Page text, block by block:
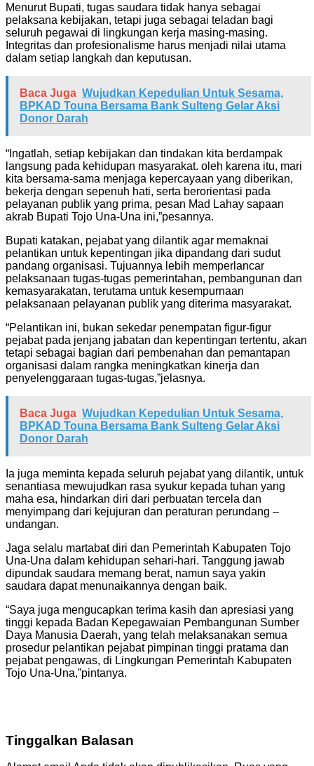
Menurut Bupati, tugas saudara tidak hanya sebagai
pelaksana kebijakan, tetapi juga sebagai teladan bagi
seluruh pegawai di lingkungan kerja masing-masing.
Integritas dan profesionalisme harus menjadi nilai utama
dalam setiap langkah dan keputusan.
Baca Juga Wujudkan Kepedulian Untuk Sesama,
BPKAD Touna Bersama Bank Sulteng Gelar Aksi
Donor Darah
“Ingatlah, setiap kebijakan dan tindakan kita berdampak
langsung pada kehidupan masyarakat. oleh karena itu, mari
kita bersama-sama menjaga kepercayaan yang diberikan,
bekerja dengan sepenuh hati, serta berorientasi pada
pelayanan publik yang prima, pesan Mad Lahay sapaan
akrab Bupati Tojo Una-Una ini,”pesannya.
Bupati katakan, pejabat yang dilantik agar memaknai
pelantikan untuk kepentingan jika dipandang dari sudut
pandang organisasi. Tujuannya lebih memperlancar
pelaksanaan tugas-tugas pemerintahan, pembangunan dan
kemasyarakatan, terutama untuk kesempurnaan
pelaksanaan pelayanan publik yang diterima masyarakat.
“Pelantikan ini, bukan sekedar penempatan figur-figur
pejabat pada jenjang jabatan dan kepentingan tertentu, akan
tetapi sebagai bagian dari pembenahan dan pemantapan
organisasi dalam rangka meningkatkan kinerja dan
penyelenggaraan tugas-tugas,”jelasnya.
Baca Juga Wujudkan Kepedulian Untuk Sesama,
BPKAD Touna Bersama Bank Sulteng Gelar Aksi
Donor Darah
Ia juga meminta kepada seluruh pejabat yang dilantik, untuk
senantiasa mewujudkan rasa syukur kepada tuhan yang
maha esa, hindarkan diri dari perbuatan tercela dan
menyimpang dari kejujuran dan peraturan perundang –
undangan.
Jaga selalu martabat diri dan Pemerintah Kabupaten Tojo
Una-Una dalam kehidupan sehari-hari. Tanggung jawab
dipundak saudara memang berat, namun saya yakin
saudara dapat menunaikannya dengan baik.
“Saya juga mengucapkan terima kasih dan apresiasi yang
tinggi kepada Badan Kepegawaian Pembangunan Sumber
Daya Manusia Daerah, yang telah melaksanakan semua
prosedur pelantikan pejabat pimpinan tinggi pratama dan
pejabat pengawas, di Lingkungan Pemerintah Kabupaten
Tojo Una-Una,”pintanya.
Tinggalkan Balasan